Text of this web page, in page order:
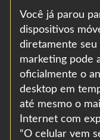
Você já parou
dispositivos
diretamente seu
marketing pode
oficialmente o
desktop em
até mesmo o
Internet com
“O celular vem